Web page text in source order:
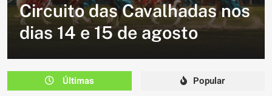
milhares de participantes
em Caldazinha
Últimas Popular